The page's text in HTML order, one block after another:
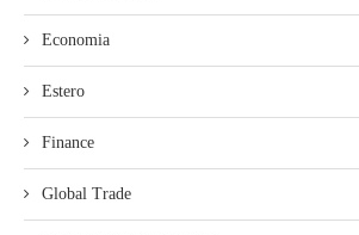
Economia
Estero
Finance
Global Trade